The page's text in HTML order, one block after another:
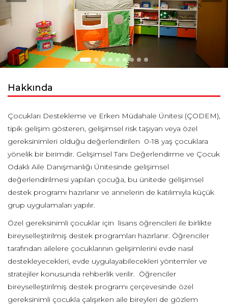
Hakkında
Çocukları Destekleme ve Erken Müdahale Ünitesi (ÇODEM),
tipik gelişim gösteren, gelişimsel risk taşıyan veya özel
gereksinimleri olduğu değerlendirilen 0-18 yaş çocuklara
yönelik bir birimdir. Gelişimsel Tanı Değerlendirme ve Çocuk
Odaklı Aile Danışmanlığı Ünitesinde gelişimsel
değerlendirilmesi yapılan çocuğa, bu ünitede gelişimsel
destek programı hazırlanır ve annelerin de katılımıyla küçük
grup uygulamaları yapılır.
Özel gereksinimli çocuklar için lisans öğrencileri ile birlikte
bireyselleştirilmiş destek programları hazırlanır. Öğrenciler
tarafından ailelere çocuklarının gelişimlerini evde nasıl
destekleyecekleri, evde uygulayabilecekleri yöntemler ve
stratejiler konusunda rehberlik verilir. Öğrenciler
bireyselleştirilmiş destek programı çerçevesinde özel
gereksinimli çocukla çalışırken aile bireyleri de gözlem